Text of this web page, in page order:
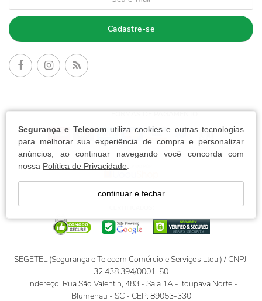
Segurança e Telecomutiliza cookies e outras tecnologias
para melhorar sua experiência de compra e personalizar
anúncios, ao continuar navegando você concorda com
nossa Política de Privacidade.
continuar e fechar
Cadastre-se
FORMAS DE PAGAMENTO:
SEGETEL (Segurança e Telecom Comércio e Serviços Ltda.) / CNPJ:
32.438.394/0001-50
Endereço: Rua São Valentin, 483 - Sala 1A - Itoupava Norte -
Blumenau - SC - CEP: 89053-330